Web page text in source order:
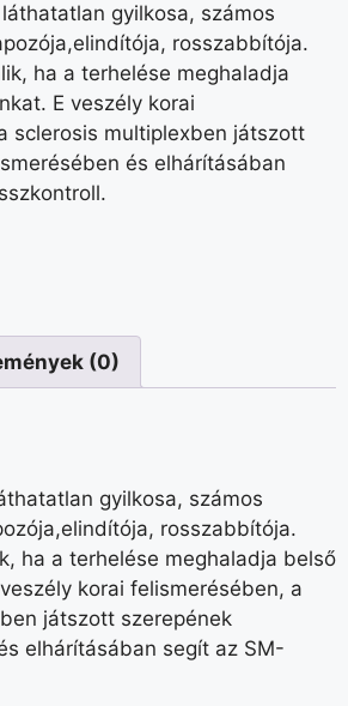
gyilkosa, számos
rosszabbítója.
ha a terhelése meghaladja
E veszély korai
sclerosis multiplexben játszott
és elhárításában
(0)
gyilkosa, számos
rosszabbítója.
ha a terhelése meghaladja belső
korai felismerésében, a
játszott szerepének
elhárításában segít az SM-